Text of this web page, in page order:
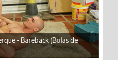
- Bareback (Bolas de